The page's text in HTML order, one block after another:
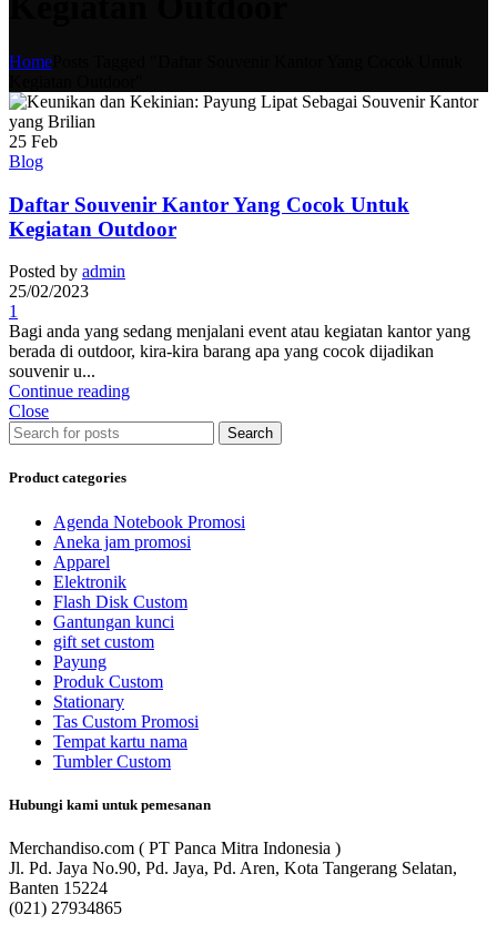
Home
25 Feb
Blog
Daftar Souvenir Kantor Yang Cocok Untuk
Kegiatan Outdoor
Posted by admin
25/02/2023
1
Bagi anda yang sedang menjalani event atau kegiatan kantor yang
berada di outdoor, kira-kira barang apa yang cocok dijadikan
souvenir u...
Continue reading
Close
Search
Product categories
Agenda Notebook Promosi
Aneka jam promosi
Apparel
Elektronik
Flash Disk Custom
Gantungan kunci
gift set custom
Payung
Produk Custom
Stationary
Tas Custom Promosi
Tempat kartu nama
Tumbler Custom
Hubungi kami untuk pemesanan
Merchandiso.com ( PT Panca Mitra Indonesia )
Jl. Pd. Jaya No.90, Pd. Jaya, Pd. Aren, Kota Tangerang Selatan,
Banten 15224
(021) 27934865